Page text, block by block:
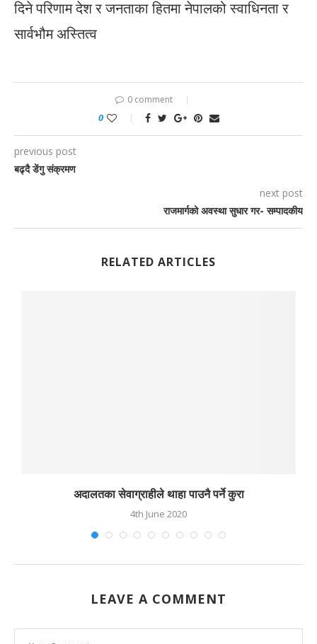
दिने परिणाम देश र जनताका हितमा नेपालको स्वाधिनता र
सार्वभौम अस्तित्व
0 comment
0
previous post
बढ्दै डेंगु संक्रमण
next post
राजमार्गको अवस्था सुधार गर- सम्पादकीय
RELATED ARTICLES
अदालतका सेवाग्राहीले थाहा पाउनै पर्ने कुरा
4th June 2020
LEAVE A COMMENT